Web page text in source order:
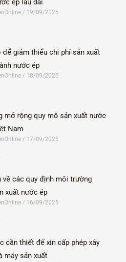
ép lâu dài
19/09/2025
để giảm thiểu chi phí sản xuất
nước ép
18/09/2025
mở rộng quy mô sản xuất nước
Nam
17/09/2025
về các quy định môi trường
xuất nước ép
16/09/2025
cần thiết để xin cấp phép xây
máy sản xuất